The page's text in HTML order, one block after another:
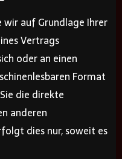
wir auf Grundlage Ihrer
Vertrags
oder an einen
Format
die direkte
anderen
dies nur, soweit es